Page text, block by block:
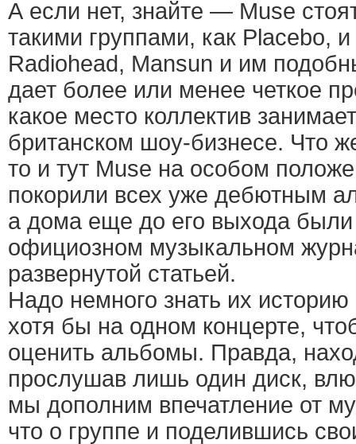
А если нет, знайте — Muse
такими группами, как Placebo,
Radiohead, Mansun и им
дает более или менее четкое
какое место коллектив
британском шоу-бизнесе. Что
то и тут Muse на особом
покорили всех уже дебютным
а дома еще до его выхода
официозном музыкальном
развернутой статьей.
Надо немного знать их историю
хотя бы на одном концерте,
оценить альбомы. Правда,
прослушав лишь один диск,
мы дополним впечатление от
что о группе и поделившись